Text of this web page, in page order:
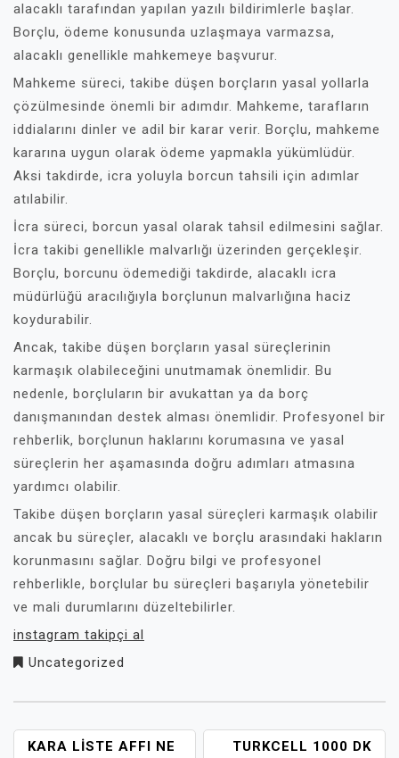
alacaklı tarafından yapılan yazılı bildirimlerle başlar.
Borçlu, ödeme konusunda uzlaşmaya varmazsa,
alacaklı genellikle mahkemeye başvurur.
Mahkeme süreci, takibe düşen borçların yasal yollarla
çözülmesinde önemli bir adımdır. Mahkeme, tarafların
iddialarını dinler ve adil bir karar verir. Borçlu, mahkeme
kararına uygun olarak ödeme yapmakla yükümlüdür.
Aksi takdirde, icra yoluyla borcun tahsili için adımlar
atılabilir.
İcra süreci, borcun yasal olarak tahsil edilmesini sağlar.
İcra takibi genellikle malvarlığı üzerinden gerçekleşir.
Borçlu, borcunu ödemediği takdirde, alacaklı icra
müdürlüğü aracılığıyla borçlunun malvarlığına haciz
koydurabilir.
Ancak, takibe düşen borçların yasal süreçlerinin
karmaşık olabileceğini unutmamak önemlidir. Bu
nedenle, borçluların bir avukattan ya da borç
danışmanından destek alması önemlidir. Profesyonel bir
rehberlik, borçlunun haklarını korumasına ve yasal
süreçlerin her aşamasında doğru adımları atmasına
yardımcı olabilir.
Takibe düşen borçların yasal süreçleri karmaşık olabilir
ancak bu süreçler, alacaklı ve borçlu arasındaki hakların
korunmasını sağlar. Doğru bilgi ve profesyonel
rehberlikle, borçlular bu süreçleri başarıyla yönetebilir
ve mali durumlarını düzeltebilirler.
instagram takipçi al
Uncategorized
YAZI
KARA LISTE AFFI NE TURKCELL 1000 DK